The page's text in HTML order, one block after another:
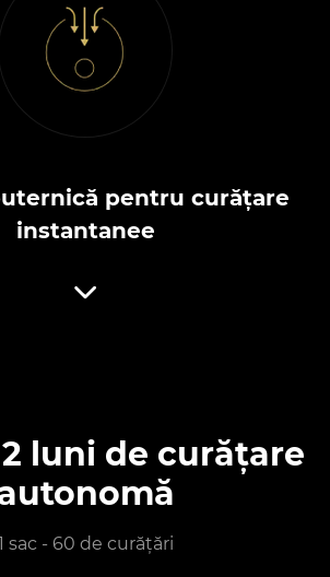
pentru curățare
instantanee
luni de curățare
sac - 60 de curățări